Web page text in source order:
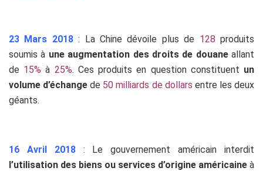
23 Mars 2018: La Chine dévoile plus de 128 produits
soumis à une augmentation des droits de douaneallant
de 15%à 25%. Ces produits en question constituent un
volume d’échangede 50 milliards de dollars entre les deux
géants.
16 Avril 2018 : Le gouvernement américain interdit
l’utilisation des biens ou services d’origine américaine à